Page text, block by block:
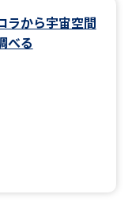
イブ
ラから宇宙空間
べる